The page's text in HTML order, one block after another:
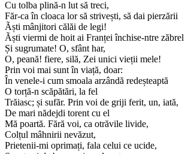
Cu tolba plină-n lut să treci,
Făr-ca în cloaca lor să strivești, să dai pierzării
Ãști mânjitori călăi de legi!
Ãști viermi de hoit ai Franței închise-ntre zăbrel
Și sugrumate! O, sfânt har,
O, peană! fiere, silă, Zei unici vieții mele!
Prin voi mai sunt în viață, doar:
În venele-i cum smoala arzândă redeșteaptă
O torță-n scăpătări, la fel
Trăiasc; și sufăr. Prin voi de griji ferit, un, iată,
De mari nădejdi torent cu el
Mă poartă. Fără voi, ca otrăvile livide,
Colțul mâhnirii nevăzut,
Prietenii-mi oprimați, fala celui ce ucide,